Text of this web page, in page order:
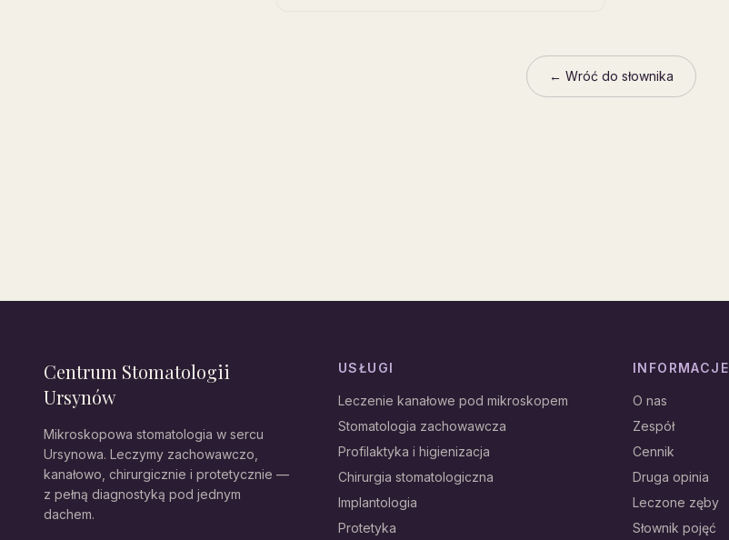
← Wróć do słownika
Centrum Stomatologii
Ursynów
Mikroskopowa stomatologia w sercu
Ursynowa. Leczymy zachowawczo,
kanałowo, chirurgicznie i protetycznie —
z pełną diagnostyką pod jednym
dachem.
USŁUGI
Leczenie kanałowe pod mikroskopem
Stomatologia zachowawcza
Profilaktyka i higienizacja
Chirurgia stomatologiczna
Implantologia
Protetyka
INFORMACJE
O nas
Zespół
Cennik
Druga opinia
Leczone zęby
Słownik pojęć